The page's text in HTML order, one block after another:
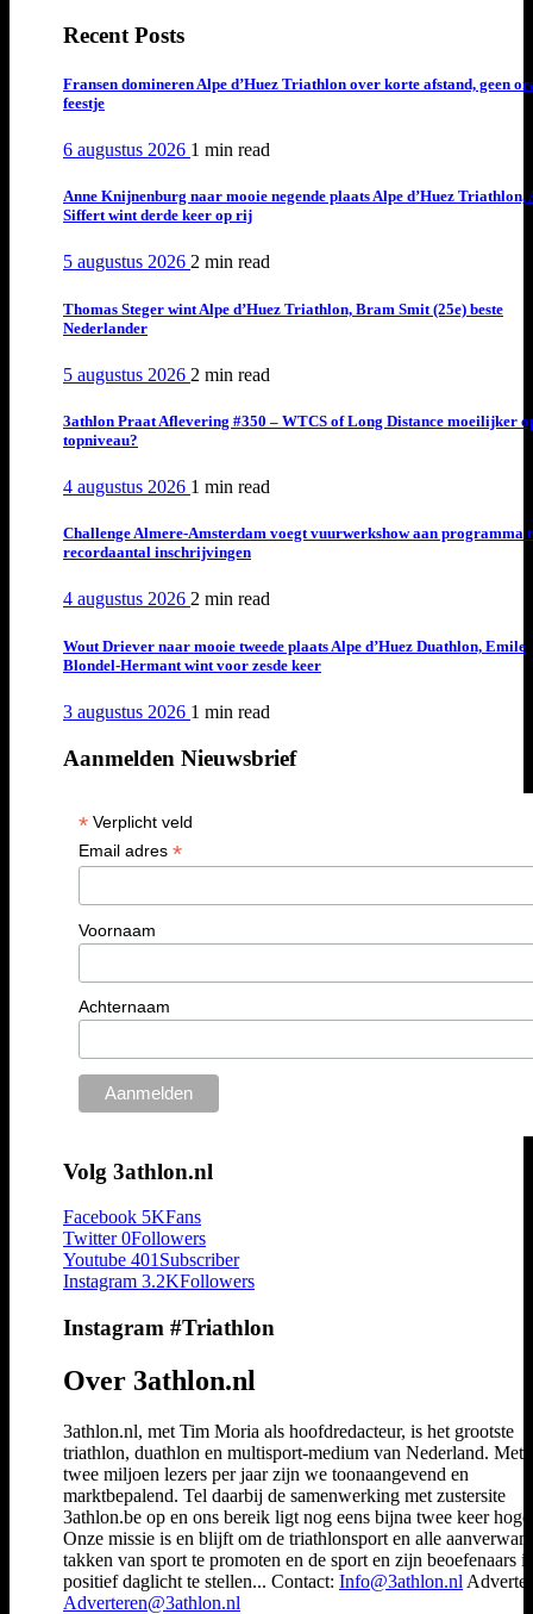
Recent Posts
Fransen domineren Alpe d’Huez Triathlon over korte afstand, geen
feestje
6 augustus 2026 1 min read
Anne Knijnenburg naar mooie negende plaats Alpe d’Huez Triathlon,
Siffert wint derde keer op rij
5 augustus 2026 2 min read
Thomas Steger wint Alpe d’Huez Triathlon, Bram Smit (25e) beste
Nederlander
5 augustus 2026 2 min read
3athlon Praat Aflevering #350 – WTCS of Long Distance moeilijker
topniveau?
4 augustus 2026 1 min read
Challenge Almere-Amsterdam voegt vuurwerkshow aan programma
recordaantal inschrijvingen
4 augustus 2026 2 min read
Wout Driever naar mooie tweede plaats Alpe d’Huez Duathlon, Emile
Blondel-Hermant wint voor zesde keer
3 augustus 2026 1 min read
Aanmelden Nieuwsbrief
*Verplicht veld
Email adres *
Voornaam
Achternaam
Volg 3athlon.nl
Facebook 5KFans
Twitter 0Followers
Youtube 401 Subscriber
Instagram 3.2KFollowers
Instagram #Triathlon
Over 3athlon.nl
3athlon.nl, met Tim Moria als hoofdredacteur, is het grootste
triathlon, duathlon en multisport-medium van Nederland. Met
twee miljoen lezers per jaar zijn we toonaangevend en
marktbepalend. Tel daarbij de samenwerking met zustersite
3athlon.be op en ons bereik ligt nog eens bijna twee keer
Onze missie is en blijft om de triathlonsport en alle
takken van sport te promoten en de sport en zijn beoefenaars
positief daglicht te stellen... Contact: Info@3athlon.nl
Adverteren@3athlon.nl